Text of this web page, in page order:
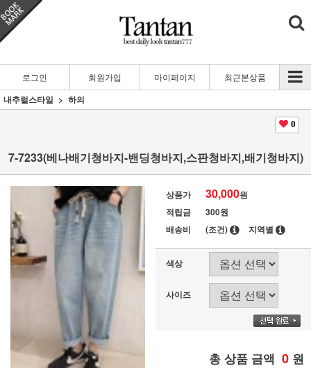
로그인 회원가입 마이페이지 최근본상품
내추럴스타일 하의
0
7-7233(베나배기청바지-밴딩청바지,스판청바지,배기청바지)
상품가 30,000원
적립금
300원
배송비
(조건) 지역별
색상
사이즈
총 상품 금액 0 원